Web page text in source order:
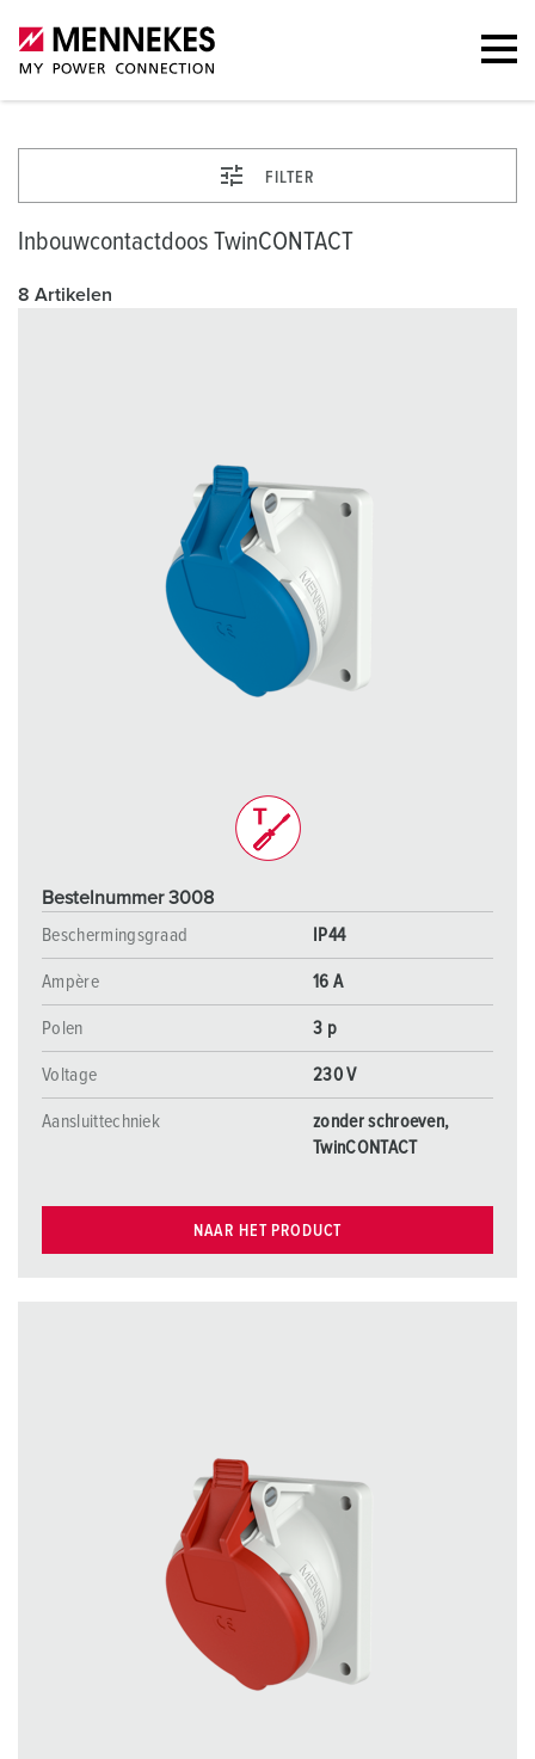
FILTER
Inbouwcontactdoos TwinCONTACT
8 Artikelen
Bestelnummer 3008
Beschermingsgraad
IP44
Ampère 16 A
Polen 3 p
Voltage 230 V
Aansluittechniek
zonder schroeven,
TwinCONTACT
NAAR HET PRODUCT